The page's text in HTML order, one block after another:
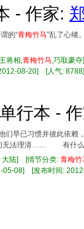
- 作家:
的“青梅竹马”乱了心绪
将相, 青梅竹马 ,巧取豪
08-20] [人气:
行本 -
早已习惯并彼此依
无法理清…… 有什
大陆] [情节分类: 青梅竹
05-08] [发布时间: